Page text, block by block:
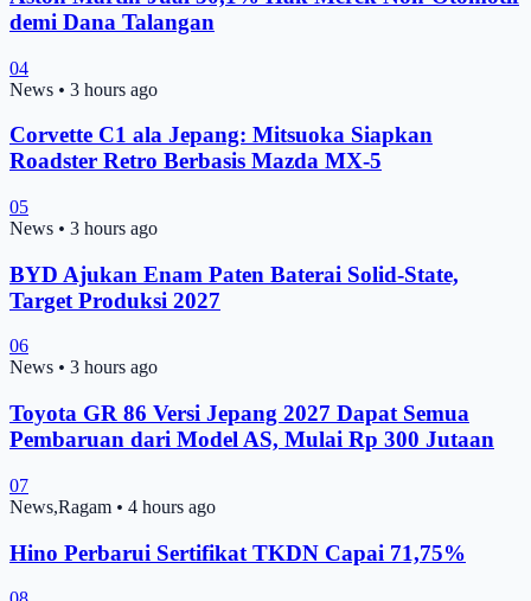
demi Dana Talangan
04
News • 3 hours ago
Corvette C1 ala Jepang: Mitsuoka Siapkan
Roadster Retro Berbasis Mazda MX-5
05
News • 3 hours ago
BYD Ajukan Enam Paten Baterai Solid-State,
Target Produksi 2027
06
News • 3 hours ago
Toyota GR 86 Versi Jepang 2027 Dapat Semua
Pembaruan dari Model AS, Mulai Rp 300 Jutaan
07
News,Ragam • 4 hours ago
Hino Perbarui Sertifikat TKDN Capai 71,75%